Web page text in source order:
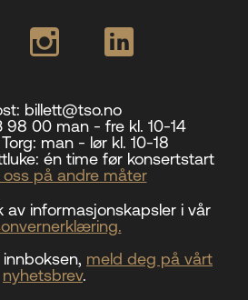
billett@tso.no
98 00 man - fre kl. 10-14
man - lør kl. 10-18
én time før konsertstart
på andre måter
av informasjonskapsler i vår
meld deg på vårt
nyhetsbrev.